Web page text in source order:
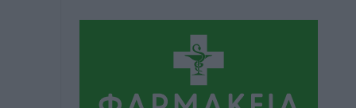
Πολιτιστικά• πριν 2 ώρες
Τη χρηματοδότηση των καμένων
εκτάσεων στην Κάλυμνο, των
αναγκαίων αντιπλημμυρικών και